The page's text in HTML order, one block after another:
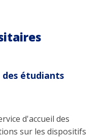
des étudiants
d'accueil des
sur les dispositifs